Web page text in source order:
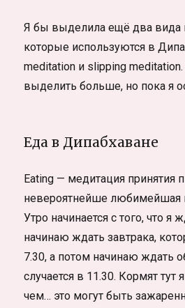
Я бы выделила ещё два вида
которые используются в
meditation и slipping
выделить больше, но пока я
Еда в Дипабхаване
Eating — медитация принятия
невероятнейше любимейшая
Утро начинается с того, что я
начинаю ждать завтрака,
7.30, а потом начинаю ждать
случается в 11.30. Кормят
чем… это могут быть